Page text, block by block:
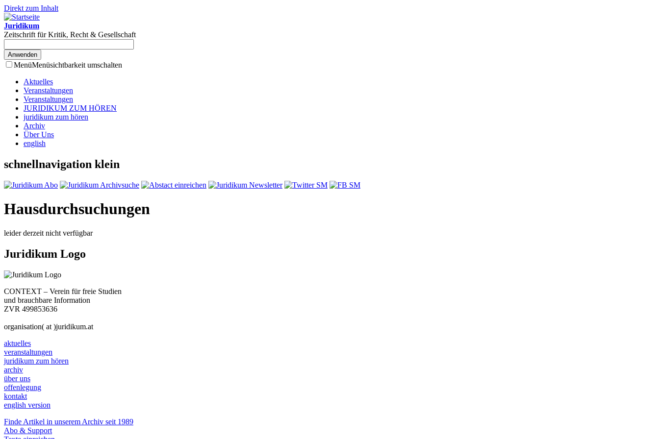
Direkt zum Inhalt
Juridikum
Zeitschrift für Kritik, Recht & Gesellschaft
MenüMenüsichtbarkeit umschalten
Aktuelles
Veranstaltungen
Veranstaltungen
JURIDIKUM ZUM HÖREN
juridikum zum hören
Archiv
Über Uns
english
schnellnavigation klein
Hausdurchsuchungen
leider derzeit nicht verfügbar
Juridikum Logo
CONTEXT – Verein für freie Studien
und brauchbare Information
ZVR 499853636
organisation( at )juridikum.at
aktuelles
veranstaltungen
juridikum zum hören
archiv
über uns
offenlegung
kontakt
english version
Finde Artikel in unserem Archiv seit 1989
Abo & Support